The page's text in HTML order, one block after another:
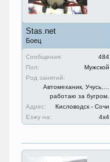
Stas.net
Боец
Сообщения:
484
Пол:
Мужской
Род занятий:
Автомеханик, Учусь,…
работаю за бугром.
Адрес:
Кисловодск - Сочи
Езжу на:
4х4